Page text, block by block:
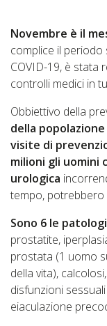
Novembre è il
complice il
COVID-19, è stata
controlli medici in
Obbiettivo della
della
visite di
milioni gli uomini
urologica
tempo, potrebbero
Sono 6 le
prostatite,
prostata (1 uomo
della vita),
disfunzioni
eiaculazione